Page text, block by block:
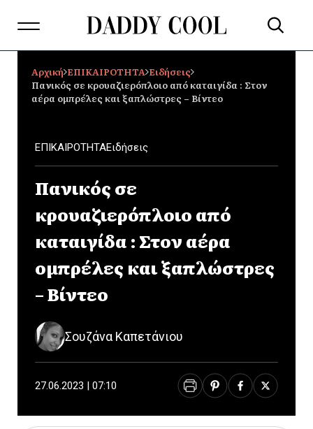
Αρχική ΕΠΙΚΑΙΡΟΤΗΤΑ Ειδήσεις
Πανικός σε κρουαζιερόπλοιο από καταιγίδα : Στον
αέρα ομπρέλες και ξαπλώστρες – Βίντεο
ΕΠΙΚΑΙΡΟΤΗΤΑΕιδήσεις
Πανικός σε
κρουαζιερόπλοιο από
καταιγίδα : Στον αέρα
ομπρέλες και ξαπλώστρες
– Βίντεο
Σουζάνα Καπετάνιου
27.06.2023 | 07:10